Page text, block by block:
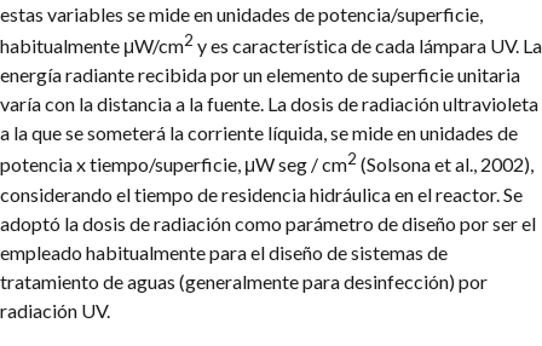
estas variables se mide en unidades de potencia/superficie,
habitualmente μW/cm2 y es característica de cada lámpara UV. La
energía radiante recibida por un elemento de superficie unitaria
varía con la distancia a la fuente. La dosis de radiación ultravioleta
a la que se someterá la corriente líquida, se mide en unidades de
potencia x tiempo/superficie, μW seg / cm2 (Solsona et al., 2002),
considerando el tiempo de residencia hidráulica en el reactor. Se
adoptó la dosis de radiación como parámetro de diseño por ser el
empleado habitualmente para el diseño de sistemas de
tratamiento de aguas (generalmente para desinfección) por
radiación UV.